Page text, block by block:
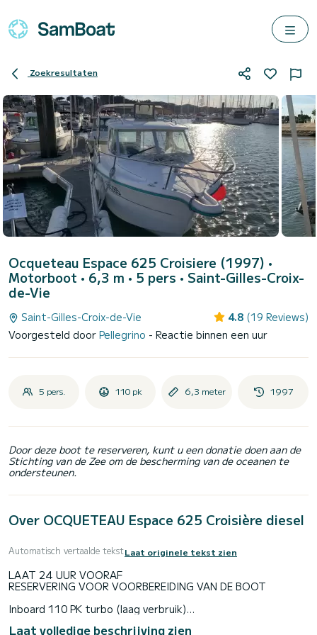
Zoekresultaten
Ocqueteau Espace 625 Croisiere (1997) •
Motorboot • 6,3 m • 5 pers • Saint-Gilles-Croix-
de-Vie
Saint-Gilles-Croix-de-Vie 4.8 (19 Reviews)
Voorgesteld door Pellegrino - Reactie binnen een uur
5 pers. 110 pk 6,3 meter 1997
Door deze boot te reserveren, kunt u een donatie doen aan de
Stichting van de Zee om de bescherming van de oceanen te
ondersteunen.
Over OCQUETEAU Espace 625 Croisière diesel
Automatisch vertaalde tekstLaat originele tekst zien
LAAT 24 UUR VOORAF
RESERVERING VOOR VOORBEREIDING VAN DE BOOT
Inboard 110 PK turbo (laag verbruik)
Up-to-date uitrusting voor 5 personen (inclusief kinderen
Laat volledige beschrijving zien